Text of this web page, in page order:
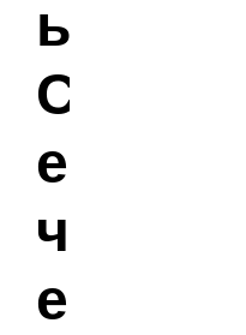
ы
С
е
ч
е